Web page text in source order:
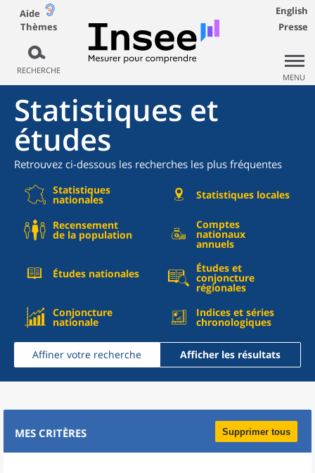
Aide
Thèmes
RECHERCHE
English
Presse
MENU
Statistiques et
études
Retrouvez ci-dessous les recherches les plus fréquentes
Statistiques
nationales Statistiques locales
Recensement
de la population
Comptes
nationaux
annuels
Études nationales Études et
conjoncture
régionales
Conjoncture
nationale
Indices et séries
chronologiques
Affiner votre recherche Afficher les résultats
MES CRITÈRES Supprimer tous